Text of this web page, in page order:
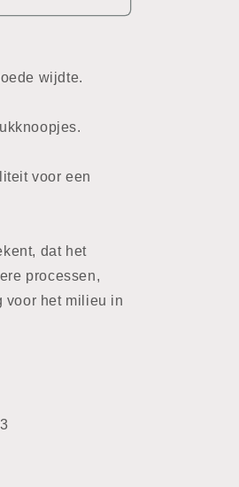
wijdte.
voor een
dat het
processen,
voor het milieu in